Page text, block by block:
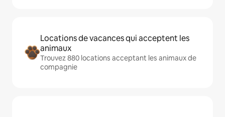
Locations de vacances qui acceptent les
animaux
Trouvez 880 locations acceptant les animaux de
compagnie